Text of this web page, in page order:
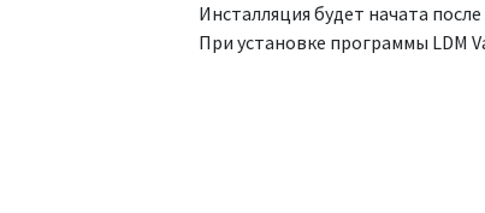
Инсталляция будет начата
При установке программы LDM